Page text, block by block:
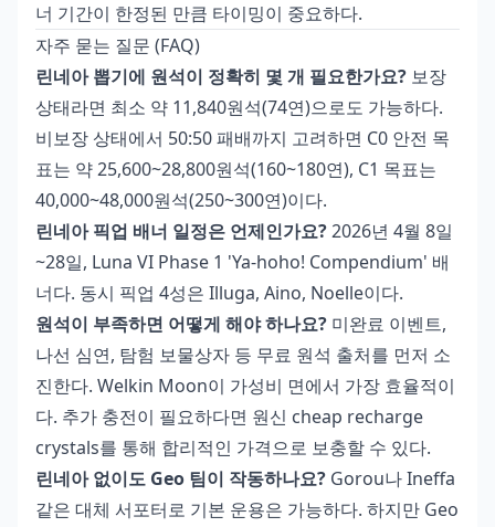
너 기간이 한정된 만큼 타이밍이 중요하다.
자주 묻는 질문 (FAQ)
린네아 뽑기에 원석이 정확히 몇 개 필요한가요? 보장
상태라면 최소 약 11,840원석(74연)으로도 가능하다.
비보장 상태에서 50:50 패배까지 고려하면 C0 안전 목
표는 약 25,600~28,800원석(160~180연), C1 목표는
40,000~48,000원석(250~300연)이다.
린네아 픽업 배너 일정은 언제인가요?2026년 4월 8일
~28일, Luna VI Phase 1 'Ya-hoho! Compendium' 배
너다. 동시 픽업 4성은 Illuga, Aino, Noelle이다.
원석이 부족하면 어떻게 해야 하나요? 미완료 이벤트,
나선 심연, 탐험 보물상자 등 무료 원석 출처를 먼저 소
진한다. Welkin Moon이 가성비 면에서 가장 효율적이
다. 추가 충전이 필요하다면 원신 cheap recharge
crystals를 통해 합리적인 가격으로 보충할 수 있다.
린네아 없이도 Geo 팀이 작동하나요? Gorou나 Ineffa
같은 대체 서포터로 기본 운용은 가능하다. 하지만 Geo